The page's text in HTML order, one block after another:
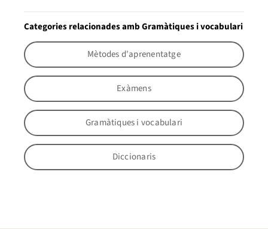
Categories relacionades amb Gramàtiques i vocabulari
Mètodes d'aprenentatge
Exàmens
Gramàtiques i vocabulari
Diccionaris